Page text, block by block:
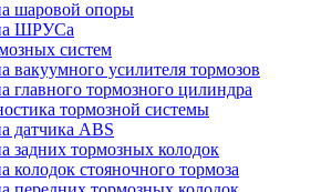
шаровой опоры
ШРУСа
систем
вакуумного усилителя тормозов
главного тормозного цилиндра
тормозной системы
датчика ABS
задних тормозных колодок
колодок стояночного тормоза